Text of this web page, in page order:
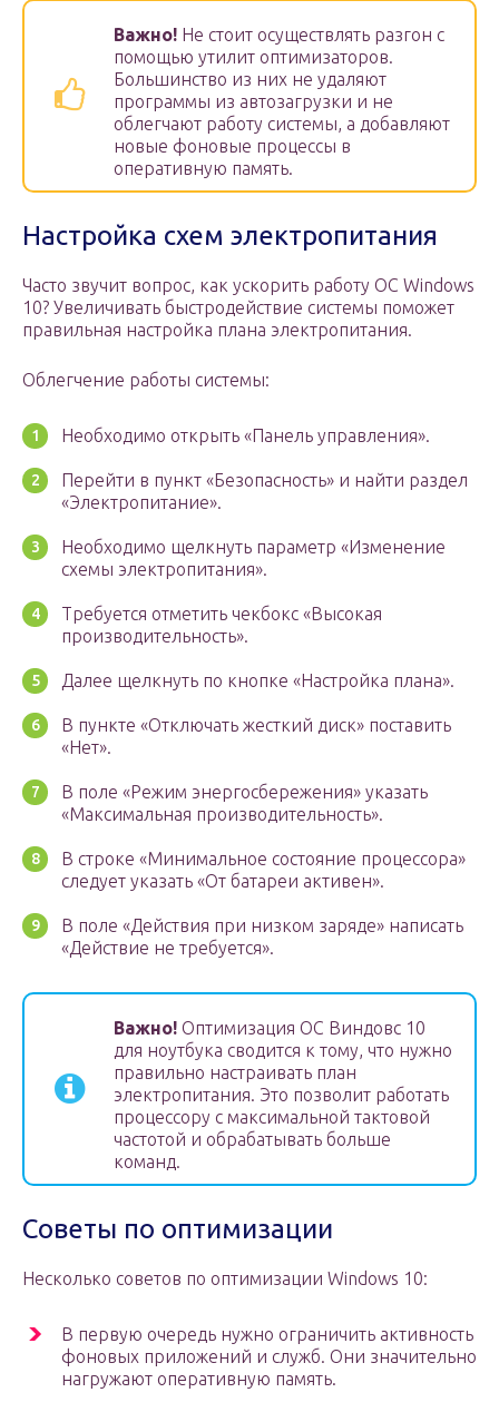
Важно! Не стоит осуществлять разгон с
помощью утилит оптимизаторов.
Большинство из них не удаляют
программы из автозагрузки и не
облегчают работу системы, а добавляют
новые фоновые процессы в
оперативную память.
Настройка схем электропитания
Часто звучит вопрос, как ускорить работу ОС Windows
10? Увеличивать быстродействие системы поможет
правильная настройка плана электропитания.
Облегчение работы системы:
Необходимо открыть «Панель управления».
Перейти в пункт «Безопасность» и найти раздел
«Электропитание».
Необходимо щелкнуть параметр «Изменение
схемы электропитания».
Требуется отметить чекбокс «Высокая
производительность».
Далее щелкнуть по кнопке «Настройка плана».
В пункте «Отключать жесткий диск» поставить
«Нет».
В поле «Режим энергосбережения» указать
«Максимальная производительность».
В строке «Минимальное состояние процессора»
следует указать «От батареи активен».
В поле «Действия при низком заряде» написать
«Действие не требуется».
Важно! Оптимизация ОС Виндовс 10
для ноутбука сводится к тому, что нужно
правильно настраивать план
электропитания. Это позволит работать
процессору с максимальной тактовой
частотой и обрабатывать больше
команд.
Советы по оптимизации
Несколько советов по оптимизации Windows 10:
В первую очередь нужно ограничить активность
фоновых приложений и служб. Они значительно
нагружают оперативную память.